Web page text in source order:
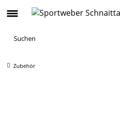
Zubehör